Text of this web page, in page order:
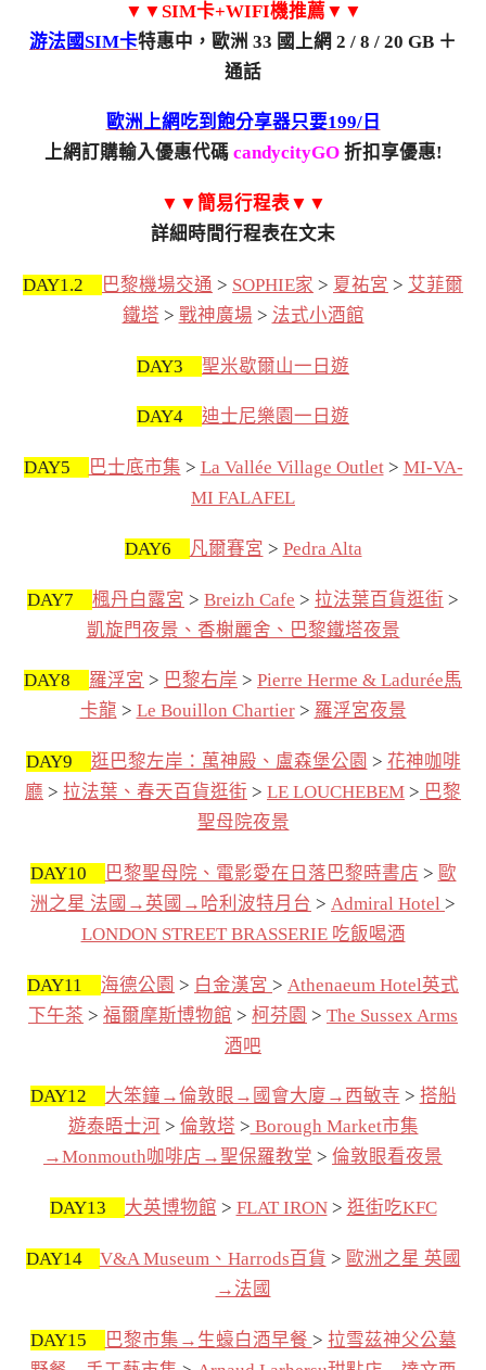
▼▼SIM卡+WIFI機推薦▼▼
游法國SIM卡特惠中，歐洲 33 國上網 2 / 8 / 20 GB ＋
通話
歐洲上網吃到飽分享器只要199/日
上網訂購輸入優惠代碼candycityGO折扣享優惠!
▼▼簡易行程表▼▼
詳細時間行程表在文末
DAY1.2 巴黎機場交通 > SOPHIE家 > 夏祐宮 > 艾菲爾
鐵塔 > 戰神廣場 > 法式小酒館
DAY3 聖米歇爾山一日遊
DAY4 迪士尼樂園一日遊
DAY5 巴士底市集 > La Vallée Village Outlet> MI-VA-
MI FALAFEL
DAY6 凡爾賽宮 > Pedra Alta
DAY7 楓丹白露宮 > Breizh Cafe > 拉法葉百貨逛街 >
凱旋門夜景、香榭麗舍、巴黎鐵塔夜景
DAY8 羅浮宮 > 巴黎右岸 > Pierre Herme & Ladurée馬
卡龍 > Le Bouillon Chartier> 羅浮宮夜景
DAY9 逛巴黎左岸：萬神殿、盧森堡公園 > 花神咖啡
廳 > 拉法葉、春天百貨逛街 > LE LOUCHEBEM > 巴黎
聖母院夜景
DAY10 巴黎聖母院、電影愛在日落巴黎時書店 > 歐
洲之星 法國→英國→哈利波特月台 > Admiral Hotel >
LONDON STREET BRASSERIE 吃飯喝酒
DAY11 海德公園 > 白金漢宮 > Athenaeum Hotel英式
下午茶 > 福爾摩斯博物館 > 柯芬園 > The Sussex Arms
酒吧
DAY12 大笨鐘→倫敦眼→國會大廈→西敏寺 > 搭船
遊泰晤士河 > 倫敦塔 > Borough Market市集
→Monmouth咖啡店→聖保羅教堂 > 倫敦眼看夜景
DAY13 大英博物館 > FLAT IRON> 逛街吃KFC
DAY14 V&A Museum、Harrods百貨 > 歐洲之星 英國
→法國
DAY15 巴黎市集→生蠔白酒早餐 > 拉雪茲神父公墓